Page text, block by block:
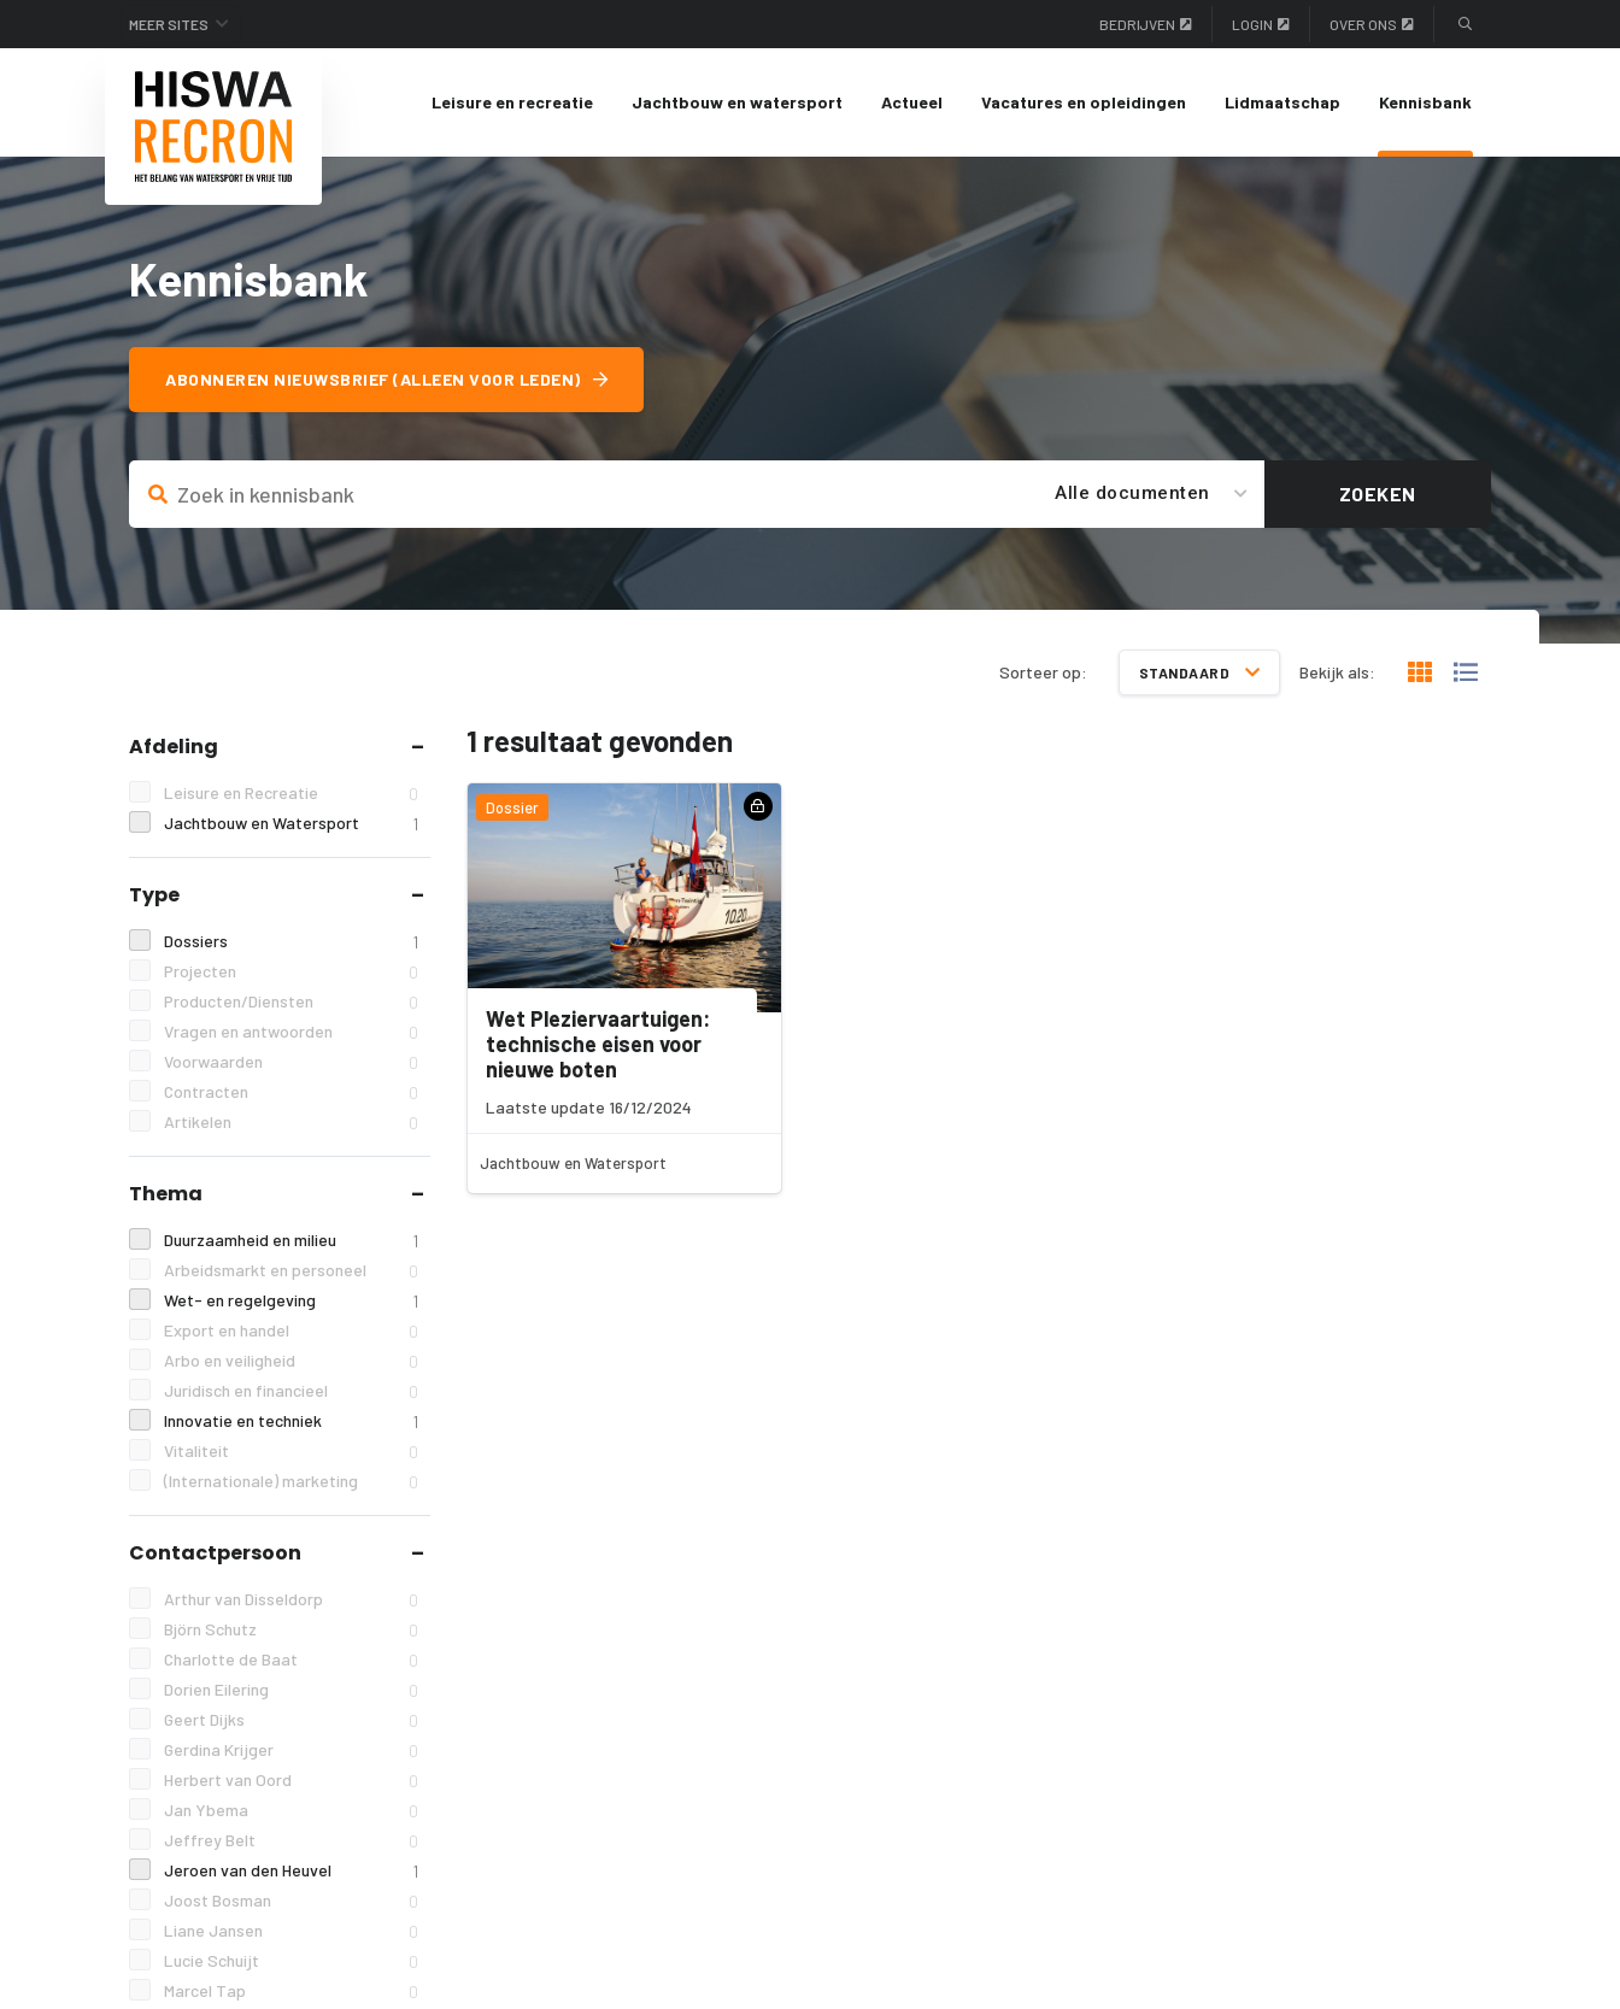
MEER SITES BEDRIJVEN LOGIN OVER ONS
Leisure en recreatie Jachtbouw en watersport Actueel Vacatures en opleidingen Lidmaatschap Kennisbank
Kennisbank
ABONNEREN NIEUWSBRIEF (ALLEEN VOOR LEDEN)
Alle documenten ZOEKEN
Sorteer op: STANDAARD Bekijk als:
Afdeling
Leisure en Recreatie 0
Jachtbouw en Watersport 1
Type
Dossiers 1
Projecten 0
Producten/Diensten 0
Vragen en antwoorden 0
Voorwaarden 0
Contracten 0
Artikelen 0
Thema
Duurzaamheid en milieu 1
Arbeidsmarkt en personeel 0
Wet- en regelgeving 1
Export en handel 0
Arbo en veiligheid 0
Juridisch en financieel 0
Innovatie en techniek 1
Vitaliteit 0
(Internationale) marketing 0
Contactpersoon
Arthur van Disseldorp 0
Björn Schutz 0
Charlotte de Baat 0
Dorien Eilering 0
Geert Dijks 0
Gerdina Krijger 0
Herbert van Oord 0
Jan Ybema 0
Jeffrey Belt 0
Jeroen van den Heuvel 1
Joost Bosman 0
Liane Jansen 0
Lucie Schuijt 0
Marcel Tap 0
1 resultaat gevonden
Dossier
Wet Pleziervaartuigen:
technische eisen voor
nieuwe boten
Laatste update 16/12/2024
Jachtbouw en Watersport